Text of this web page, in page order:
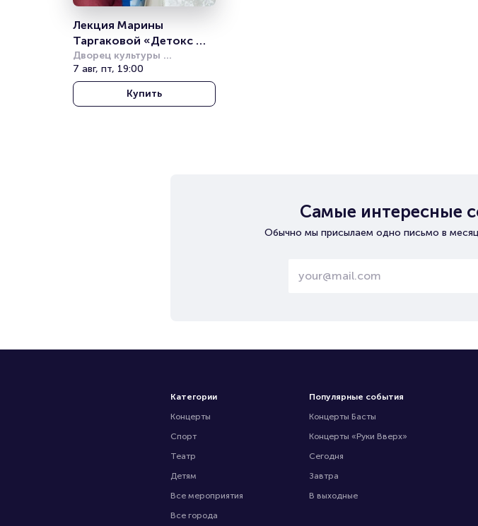
Лекция Марины
Таргаковой «Детокс
отношений»
Дворец культуры
железнодорожников
(Новосибирск)
7 авг, пт, 19:00
Купить
Самые интересные
Обычно мы присылаем одно письмо в
Категории
Концерты
Спорт
Театр
Детям
Все мероприятия
Все города
Популярные события
Концерты Басты
Концерты «Руки Вверх»
Сегодня
Завтра
В выходные